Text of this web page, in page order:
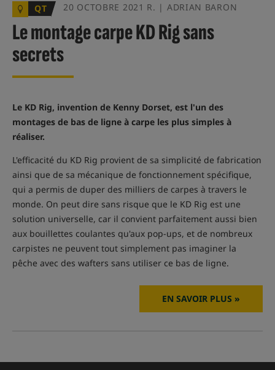
QT 20 OCTOBRE 2021 R. | ADRIAN BARON
Le montage carpe KD Rig sans
secrets
Le KD Rig, invention de Kenny Dorset, est l'un des
montages de bas de ligne à carpe les plus simples à
réaliser.
L'efficacité du KD Rig provient de sa simplicité de fabrication
ainsi que de sa mécanique de fonctionnement spécifique,
qui a permis de duper des milliers de carpes à travers le
monde. On peut dire sans risque que le KD Rig est une
solution universelle, car il convient parfaitement aussi bien
aux bouillettes coulantes qu'aux pop-ups, et de nombreux
carpistes ne peuvent tout simplement pas imaginer la
pêche avec des wafters sans utiliser ce bas de ligne.
EN SAVOIR PLUS »